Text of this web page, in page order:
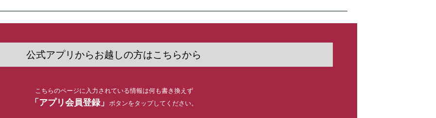
公式アプリからお越しの方はこちらから
こちらのページに入力されている情報は何も書き換えず
「アプリ会員登録」 ボタンをタップしてください。